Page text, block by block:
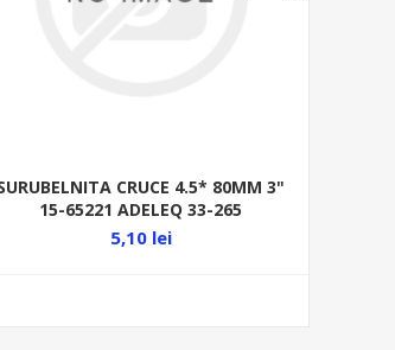
CRUCE 4.5* 80MM 3"
15-65221 ADELEQ 33-265
5,10 lei